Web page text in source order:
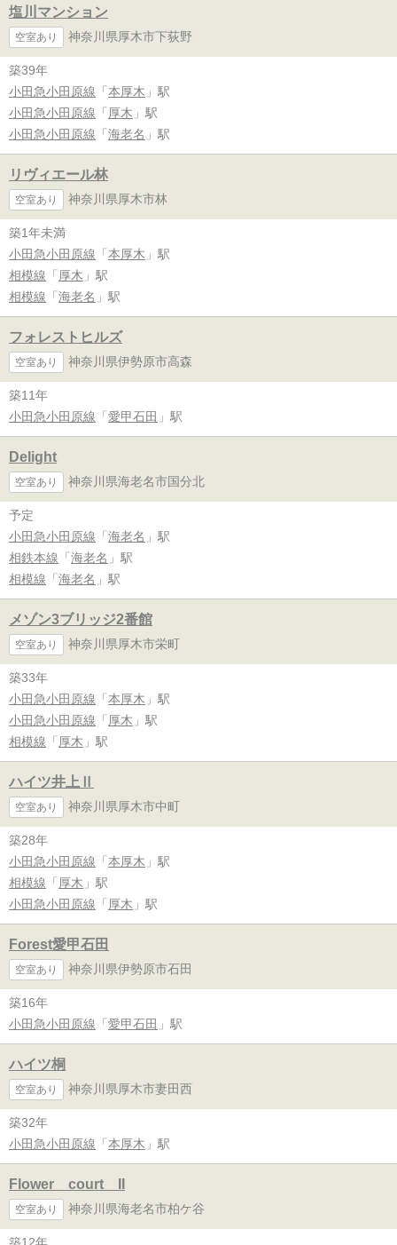
塩川マンション
空室あり 神奈川県厚木市下荻野
築39年
小田急小田原線 「 本厚木 」駅
小田急小田原線 「 厚木 」駅
小田急小田原線 「 海老名 」駅
リヴィエール林
空室あり 神奈川県厚木市林
築1年未満
小田急小田原線 「 本厚木 」駅
相模線 「 厚木 」駅
相模線 「 海老名 」駅
フォレストヒルズ
空室あり 神奈川県伊勢原市高森
築11年
小田急小田原線 「 愛甲石田 」駅
Delight
空室あり 神奈川県海老名市国分北
予定
小田急小田原線 「 海老名 」駅
相鉄本線 「 海老名 」駅
相模線 「 海老名 」駅
メゾン3ブリッジ2番館
空室あり 神奈川県厚木市栄町
築33年
小田急小田原線 「 本厚木 」駅
小田急小田原線 「 厚木 」駅
相模線 「 厚木 」駅
ハイツ井上Ⅱ
空室あり 神奈川県厚木市中町
築28年
小田急小田原線 「 本厚木 」駅
相模線 「 厚木 」駅
小田急小田原線 「 厚木 」駅
Forest愛甲石田
空室あり 神奈川県伊勢原市石田
築16年
小田急小田原線 「 愛甲石田 」駅
ハイツ桐
空室あり 神奈川県厚木市妻田西
築32年
小田急小田原線 「 本厚木 」駅
Flower court II
空室あり 神奈川県海老名市柏ケ谷
築12年